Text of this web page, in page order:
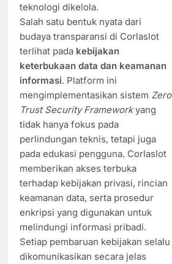
teknologi dikelola.
Salah satu bentuk nyata dari
budaya transparansi di Corlaslot
terlihat pada kebijakan
keterbukaan data dan keamanan
informasi. Platform ini
mengimplementasikan sistem Zero
Trust Security Frameworkyang
tidak hanya fokus pada
perlindungan teknis, tetapi juga
pada edukasi pengguna. Corlaslot
memberikan akses terbuka
terhadap kebijakan privasi, rincian
keamanan data, serta prosedur
enkripsi yang digunakan untuk
melindungi informasi pribadi.
Setiap pembaruan kebijakan selalu
dikomunikasikan secara jelas